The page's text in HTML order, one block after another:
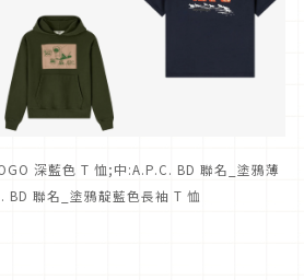
深藍色 T 恤;中:A.P.C. BD 聯名_塗鴉薄
BD 聯名_塗鴉靛藍色長袖 T 恤